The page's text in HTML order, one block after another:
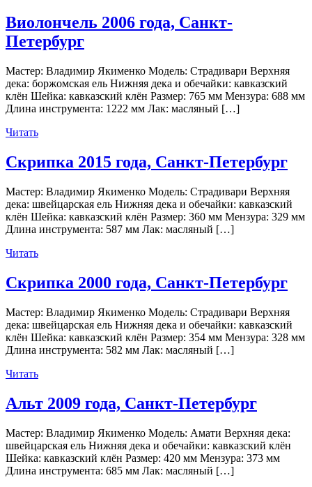
Виолончель 2006 года, Санкт-
Петербург
Мастер: Владимир Якименко Модель: Страдивари Верхняя
дека: боржомская ель Нижняя дека и обечайки: кавказский
клён Шейка: кавказский клён Размер: 765 мм Мензура: 688 мм
Длина инструмента: 1222 мм Лак: масляный […]
Читать
Скрипка 2015 года, Санкт-Петербург
Мастер: Владимир Якименко Модель: Страдивари Верхняя
дека: швейцарская ель Нижняя дека и обечайки: кавказский
клён Шейка: кавказский клён Размер: 360 мм Мензура: 329 мм
Длина инструмента: 587 мм Лак: масляный […]
Читать
Скрипка 2000 года, Санкт-Петербург
Мастер: Владимир Якименко Модель: Страдивари Верхняя
дека: швейцарская ель Нижняя дека и обечайки: кавказский
клён Шейка: кавказский клён Размер: 354 мм Мензура: 328 мм
Длина инструмента: 582 мм Лак: масляный […]
Читать
Альт 2009 года, Санкт-Петербург
Мастер: Владимир Якименко Модель: Амати Верхняя дека:
швейцарская ель Нижняя дека и обечайки: кавказский клён
Шейка: кавказский клён Размер: 420 мм Мензура: 373 мм
Длина инструмента: 685 мм Лак: масляный […]